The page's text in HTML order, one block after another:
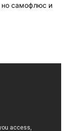
но самофлюс и